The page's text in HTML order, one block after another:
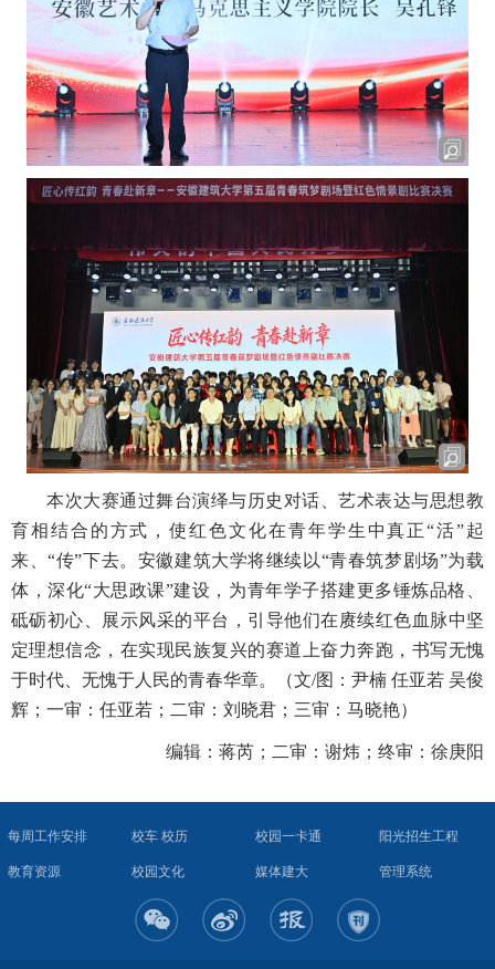
本次大赛通过舞台演绎与历史对话、艺术表达与思想教
育相结合的方式，使红色文化在青年学生中真正“活”起
来、“传”下去。安徽建筑大学将继续以“青春筑梦剧场”为载
体，深化“大思政课”建设，为青年学子搭建更多锤炼品格、
砥砺初心、展示风采的平台，引导他们在赓续红色血脉中坚
定理想信念，在实现民族复兴的赛道上奋力奔跑，书写无愧
于时代、无愧于人民的青春华章。（文/图：尹楠 任亚若 吴俊
辉；一审：任亚若；二审：刘晓君；三审：马晓艳）
编辑：蒋芮；二审：谢炜；终审：徐庚阳
每周工作安排 校车 校历 校园一卡通 阳光招生工程
教育资源 校园文化 媒体建大 管理系统